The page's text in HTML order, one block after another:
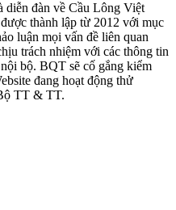
diễn đàn về Cầu Lông Việt
thành lập từ 2012 với mục
luận mọi vấn đề liên quan
trách nhiệm với các thông tin
bộ. BQT sẽ cố gắng kiểm
đang hoạt động thử
TT & TT.